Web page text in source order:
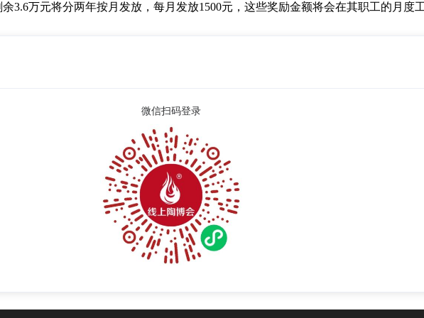
3.6万元将分两年按月发放，每月发放1500元，这些奖励金额将会在其职工的月度
微信扫码登录